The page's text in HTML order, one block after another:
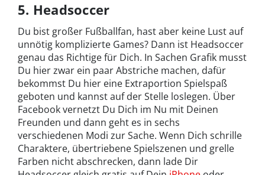
5. Headsoccer
Du bist großer Fußballfan, hast aber keine Lust auf
unnötig komplizierte Games? Dann ist Headsoccer
genau das Richtige für Dich. In Sachen Grafik musst
Du hier zwar ein paar Abstriche machen, dafür
bekommst Du hier eine Extraportion Spielspaß
geboten und kannst auf der Stelle loslegen. Über
Facebook vernetzt Du Dich im Nu mit Deinen
Freunden und dann geht es in sechs
verschiedenen Modi zur Sache. Wenn Dich schrille
Charaktere, übertriebene Spielszenen und grelle
Farben nicht abschrecken, dann lade Dir